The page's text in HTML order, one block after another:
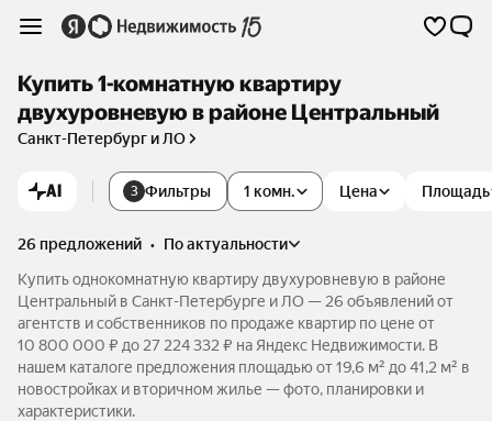
Купить 1-комнатную квартиру
двухуровневую в районе Центральный
Санкт-Петербург и ЛО
AI 3 Фильтры 1 комн. Цена Площадь
26 предложений •
по актуальности
Купить однокомнатную квартиру двухуровневую в районе
Центральный в Санкт-Петербурге и ЛО — 26 объявлений от
агентств и собственников по продаже квартир по цене от
10 800 000 ₽ до 27 224 332 ₽ на Яндекс Недвижимости. В
нашем каталоге предложения площадью от 19,6 м² до 41,2 м² в
новостройках и вторичном жилье — фото, планировки и
характеристики.